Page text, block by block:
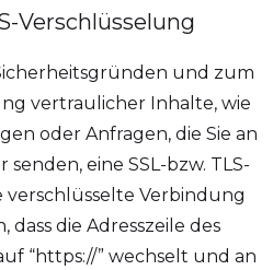
Verschlüsselung
und zum
vertraulicher Inhalte, wie
oder Anfragen, die Sie an
eine SSL-bzw. TLS-
verschlüsselte Verbindung
dass die Adresszeile des
“https://” wechselt und an